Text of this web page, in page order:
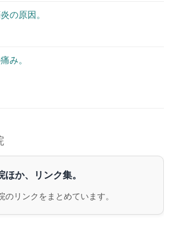
の原因。
み。
か、リンク集。
リンクをまとめています。